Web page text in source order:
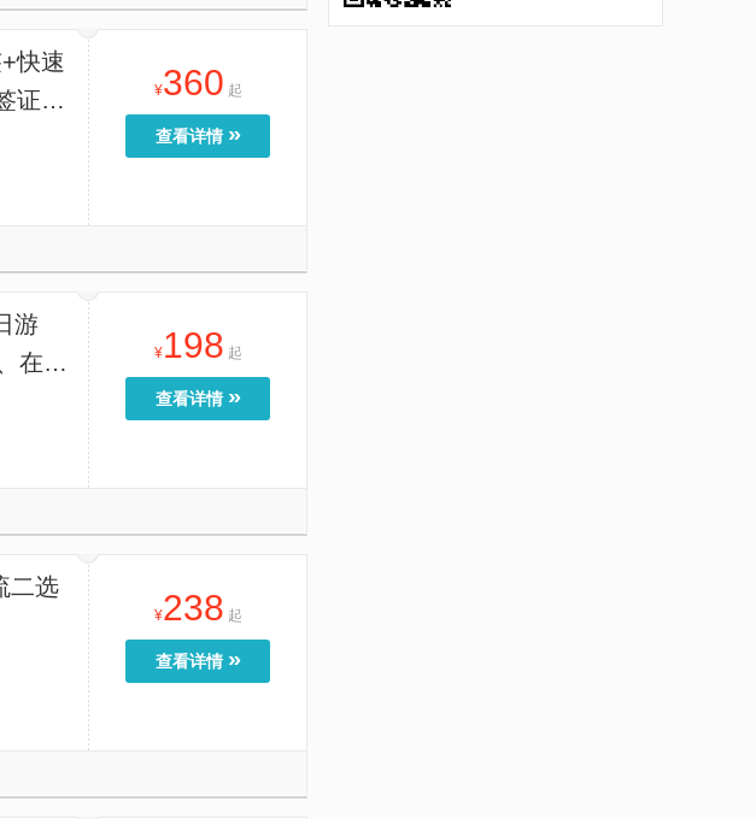
快速
证，
¥360 起
查看详情 »
游
在边
两
¥198 起
查看详情 »
二选
¥238 起
查看详情 »